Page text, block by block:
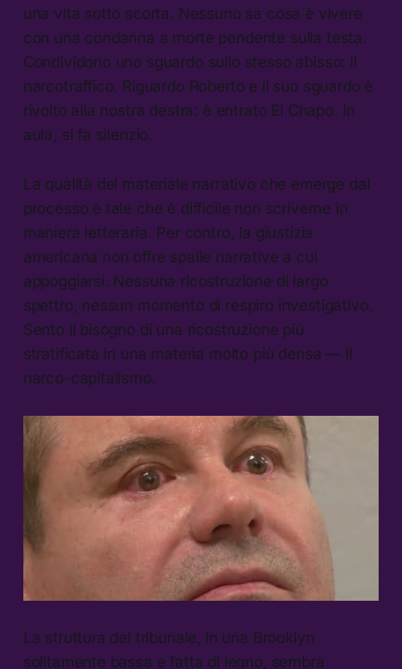
una vita sotto scorta. Nessuno sa cosa è vivere
con una condanna a morte pendente sulla testa.
Condividono uno sguardo sullo stesso abisso: il
narcotraffico. Riguardo Roberto e il suo sguardo è
rivolto alla nostra destra: è entrato El Chapo. In
aula, si fa silenzio.
La qualità del materiale narrativo che emerge dal
processo è tale che è difficile non scriverne in
maniera letteraria. Per contro, la giustizia
americana non offre spalle narrative a cui
appoggiarsi. Nessuna ricostruzione di largo
spettro, nessun momento di respiro investigativo.
Sento il bisogno di una ricostruzione più
stratificata in una materia molto più densa — il
narco-capitalismo.
La struttura del tribunale, in una Brooklyn
solitamente bassa e fatta di legno, sembra